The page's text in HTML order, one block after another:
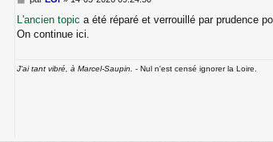
s
s
e
L'ancien topic a été réparé et verrouillé par prudence
On continue ici.
J'ai tant vibré, à Marcel-Saupin. - Nul n'est censé ignorer la Loire.